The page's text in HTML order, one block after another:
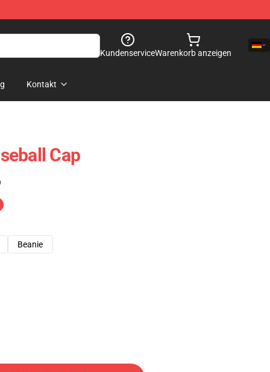
KundenserviceWarenkorb anzeigen
Kontakt
Cap
Beanie